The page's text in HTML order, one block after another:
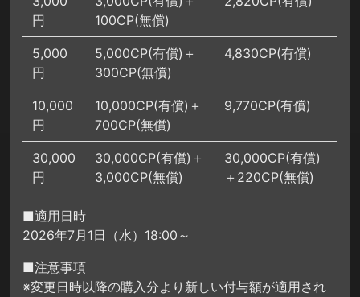
円
100CP(無償)
5,000
円
5,000CP(有償)＋
300CP(無償)
4,830CP(有償)
10,000
円
10,000CP(有償)＋
700CP(無償)
9,770CP(有償)
30,000
円
30,000CP(有償)＋
3,000CP(無償)
30,000CP(有償)
＋220CP(無償)
■適用日時
2026年7月1日（水）18:00～
■注意事項
※変更日時以降の購入分より新しい付与額が適用され